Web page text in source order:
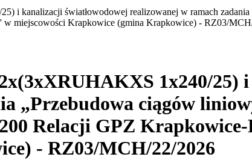
i kanalizacji światłowodowej realizowanej w ramach
miejscowości Krapkowice (gmina Krapkowice) - RZ03/
1x240/25)
„Przebudowa ciągów
Relacji GPZ
- RZ03/MCH/22/2026